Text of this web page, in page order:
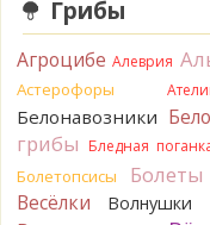
Кирилл
8 часов назад
Tatiana_A
Да.
съедобны.
8 часов назад
Tatiana_A
В
разрежьте ножку
Пожелтение у самого
Грибы
Агроцибе Алеврия
Астерофоры
Белонавозники
грибы Бледная
Болетопсисы Болеты
Весёлки Волнушки